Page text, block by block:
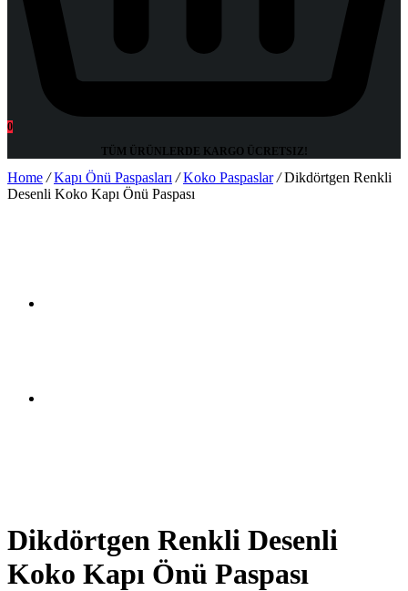
0
TÜM ÜRÜNLERDE KARGO ÜCRETSIZ!
Home / Kapı Önü Paspasları / Koko Paspaslar /Dikdörtgen Renkli
Desenli Koko Kapı Önü Paspası
Dikdörtgen Renkli Desenli
Koko Kapı Önü Paspası